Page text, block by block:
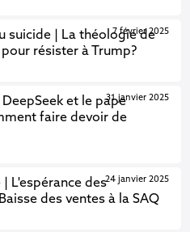
suicide | La théologie de
résister à Trump?
7 février 2025
et le pape
faire devoir de
31 janvier 2025
| L'espérance des
des ventes à la SAQ
24 janvier 2025